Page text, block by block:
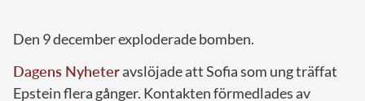
Den 9 december exploderade bomben.
Dagens Nyheteravslöjade att Sofia som ung träffat
Epstein flera gånger. Kontakten förmedlades av